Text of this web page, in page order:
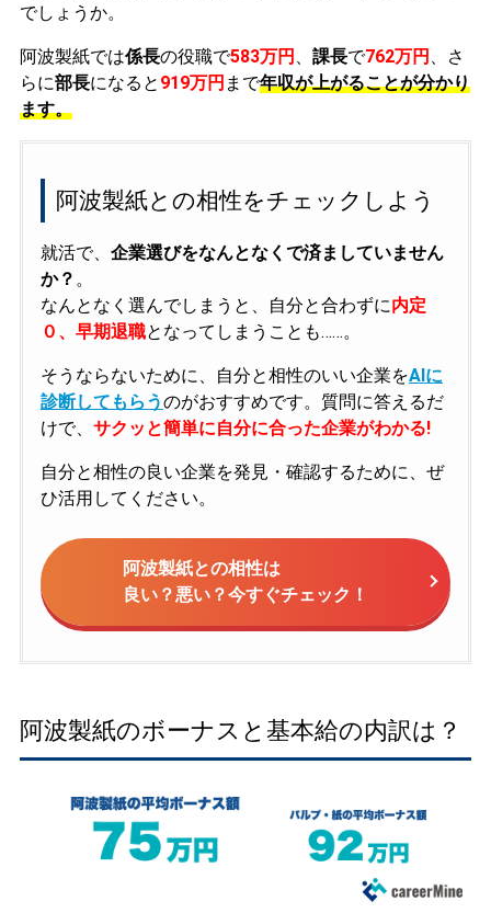
でしょうか。
阿波製紙では係長の役職で583万円 課長で762万円
、さ
らに部長になると 919万円 まで年収が上がることが分かり
ます。
阿波製紙との相性をチェックしよう
就活で、 企業選びをなんとなくで済ましていません
か？ 。
なんとなく選んでしまうと、自分と合わずに内定
０、早期退職となってしまうことも……。
そうならないために、自分と相性のいい企業をAIに
診断してもらうのがおすすめです。質問に答えるだ
けで、 サクッと簡単に自分に合った企業がわかる!
自分と相性の良い企業を発見・確認するために、ぜ
ひ活用してください。
阿波製紙との相性は
良い？悪い？今すぐチェック！
阿波製紙のボーナスと基本給の内訳は？